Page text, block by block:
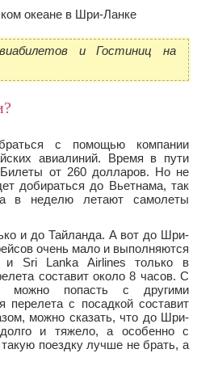
и Гостиниц на
с помощью компании
авиалиний. Время в пути
от 260 долларов. Но не
добираться до Вьетнама, так
в неделю летают самолеты
и до Тайланда. А вот до Шри-
очень мало и выполняются
и Sri Lanka Airlines только в
составит около 8 часов. С
можно попасть с другими
перелета с посадкой составит
можно сказать, что до Шри-
и тяжело, а особенно с
поездку лучше не брать, а